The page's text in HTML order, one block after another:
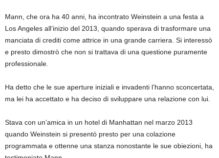
Mann, che ora ha 40 anni, ha incontrato Weinstein a una festa a
Los Angeles all’inizio del 2013, quando sperava di trasformare una
manciata di crediti come attrice in una grande carriera. Si interessò
e presto dimostrò che non si trattava di una questione puramente
professionale.
Ha detto che le sue aperture iniziali e invadenti l’hanno sconcertata,
ma lei ha accettato e ha deciso di sviluppare una relazione con lui.
Stava con un’amica in un hotel di Manhattan nel marzo 2013
quando Weinstein si presentò presto per una colazione
programmata e ottenne una stanza nonostante le sue obiezioni, ha